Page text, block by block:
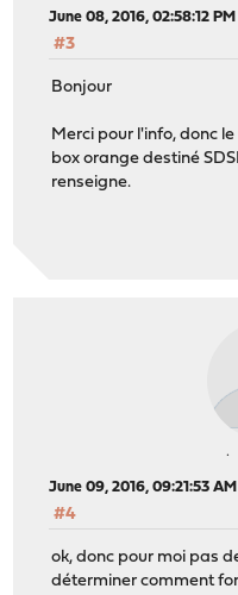
June 08, 2016, 02:58:12 PM
#3
Bonjour
Merci pour l'info, donc
box orange destiné
renseigne.
June 09, 2016, 09:21:53 AM
#4
ok, donc pour moi pas
déterminer comment